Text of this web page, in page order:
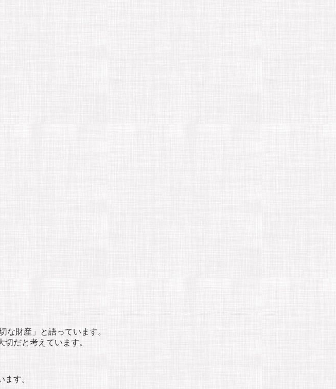
な財産」と語っています。
だと考えています。
す。